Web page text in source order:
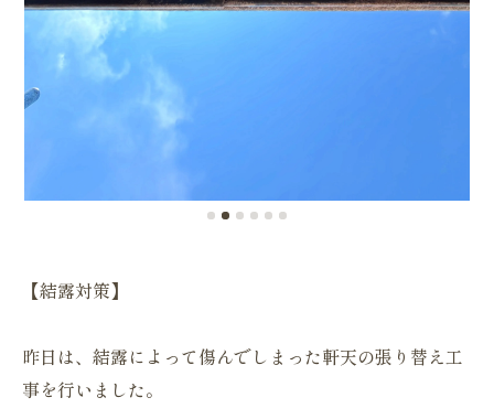
【結露対策】
昨日は、結露によって傷んでしまった軒天の張り替え工
事を行いました。